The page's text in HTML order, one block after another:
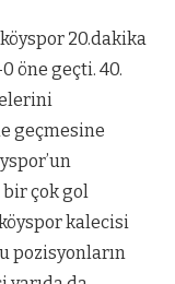
20.dakika
öne geçti. 40.
geçmesine
çok gol
kalecisi
pozisyonların